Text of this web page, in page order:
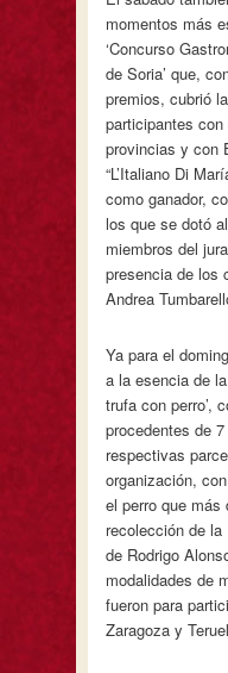
momentos más
‘Concurso
de Soria’ que,
premios, cubrió
participantes
provincias y con
“L’Italiano Di
como ganador,
los que se dotó
miembros del
presencia de los
Andrea
Ya para el
a la esencia de
trufa con perro’,
procedentes de
respectivas
organización,
el perro que más
recolección de la
de Rodrigo
modalidades de
fueron para
Zaragoza y